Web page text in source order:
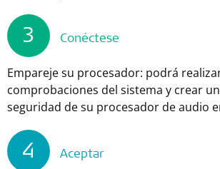
3 Conéctese
Empareje su procesador: podrá
comprobaciones del sistema y crear
seguridad de su procesador de audio
4 Aceptar